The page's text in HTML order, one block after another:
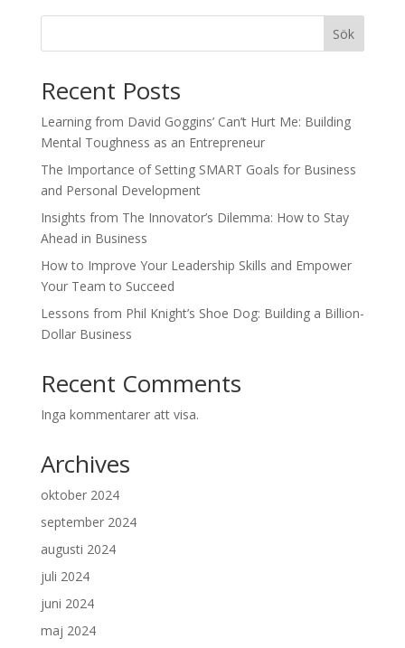
Sök
Recent Posts
Learning from David Goggins’ Can’t Hurt Me: Building
Mental Toughness as an Entrepreneur
The Importance of Setting SMART Goals for Business
and Personal Development
Insights from The Innovator’s Dilemma: How to Stay
Ahead in Business
How to Improve Your Leadership Skills and Empower
Your Team to Succeed
Lessons from Phil Knight’s Shoe Dog: Building a Billion-
Dollar Business
Recent Comments
Inga kommentarer att visa.
Archives
oktober 2024
september 2024
augusti 2024
juli 2024
juni 2024
maj 2024